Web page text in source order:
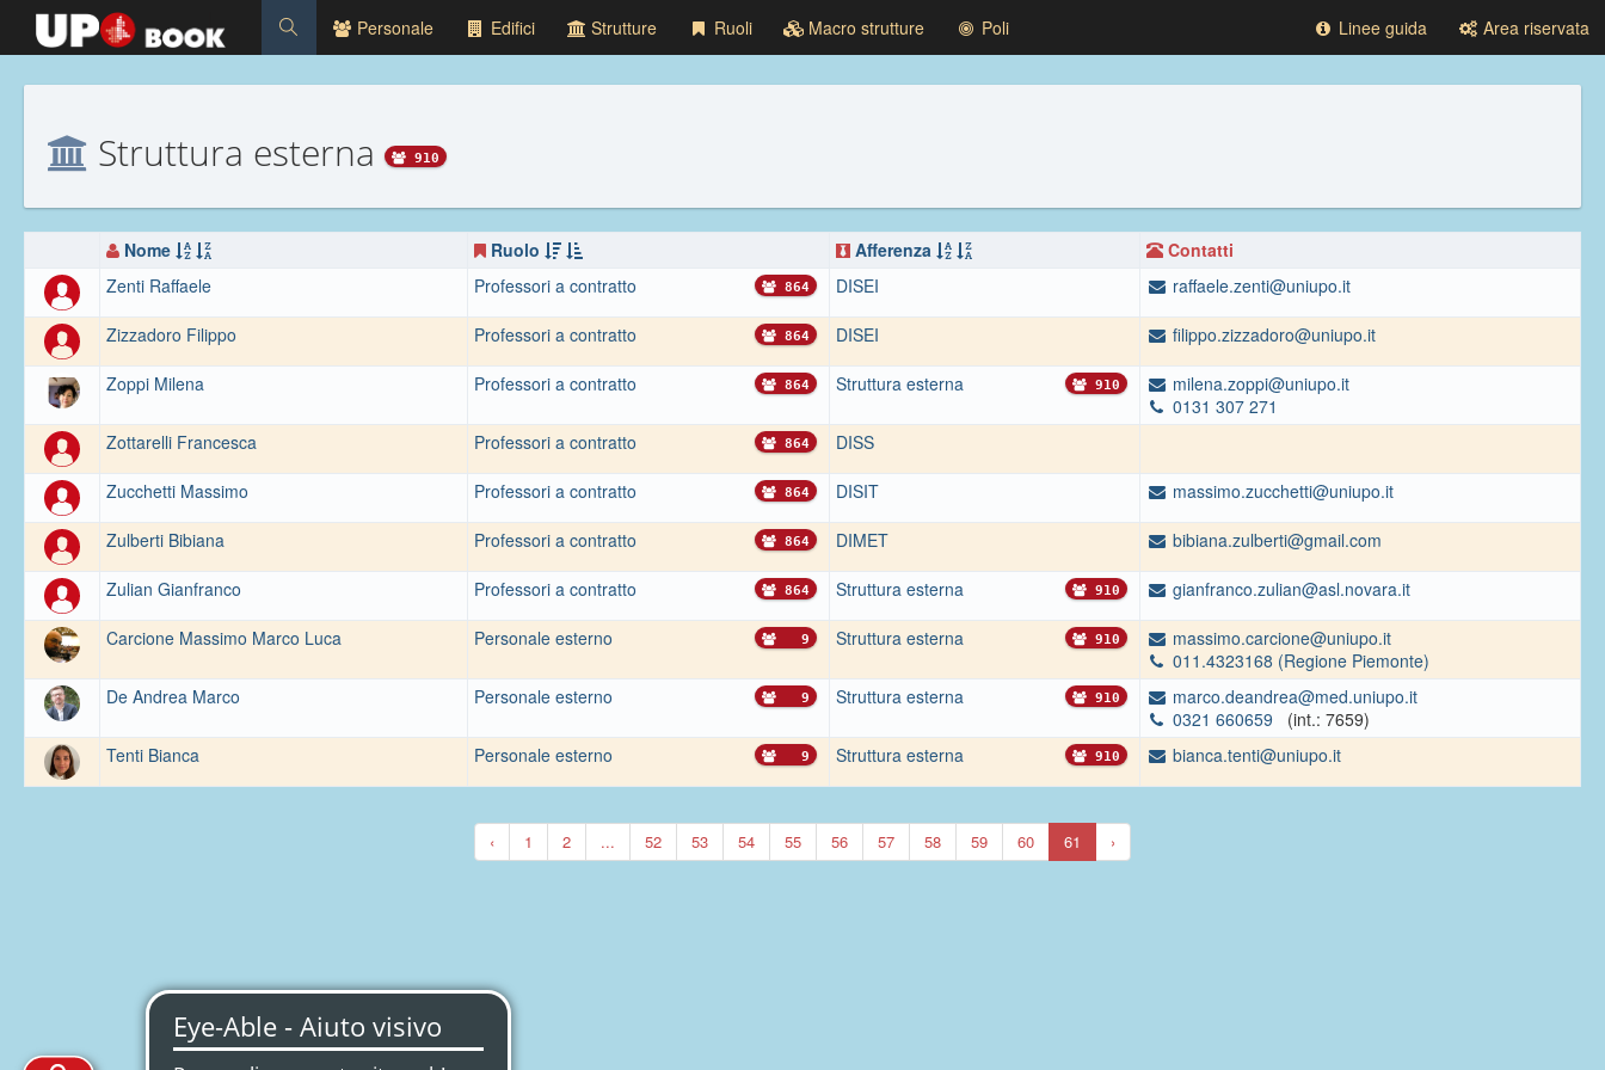
Personale Edifici Strutture Ruoli Macro strutture Poli Linee guida Area riservata
Struttura esterna 910
Nome Ruolo Afferenza
Contatti
Zenti Raffaele
Professori a contratto 864 DISEI raffaele.zenti@uniupo.it
Zizzadoro Filippo Professori a contratto 864 DISEI filippo.zizzadoro@uniupo.it
Zoppi Milena Professori a contratto 864 Struttura esterna 910
milena.zoppi@uniupo.it
0131 307 271
Zottarelli Francesca
Professori a contratto 864 DISS
Zucchetti Massimo Professori a contratto 864 DISIT massimo.zucchetti@uniupo.it
Zulberti Bibiana Professori a contratto 864 DIMET bibiana.zulberti@gmail.com
Zulian Gianfranco Professori a contratto 864 Struttura esterna 910 gianfranco.zulian@asl.novara.it
Carcione Massimo Marco Luca Personale esterno 9 Struttura esterna 910
massimo.carcione@uniupo.it
011.4323168 (Regione Piemonte)
De Andrea Marco
Personale esterno 9 Struttura esterna 910
marco.deandrea@med.uniupo.it
0321 660659
(int.: 7659)
Tenti Bianca
Personale esterno 9 Struttura esterna 910 bianca.tenti@uniupo.it
‹ 1 2 ... 52 53 54 55 56 57 58 59 60 61 ›